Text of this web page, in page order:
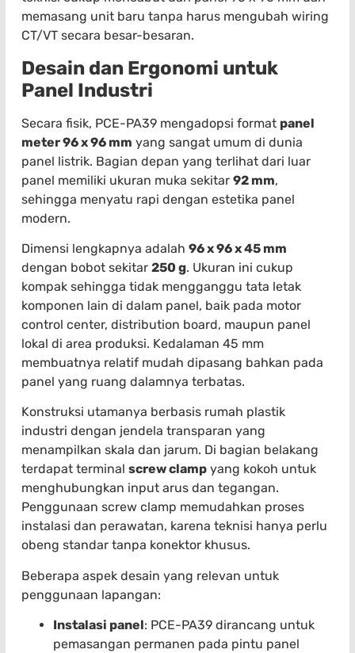
memasang unit baru tanpa harus mengubah wiring
CT/VT secara besar-besaran.
Desain dan Ergonomi untuk
Panel Industri
Secara fisik, PCE-PA39 mengadopsi format panel
meter 96 x 96 mm yang sangat umum di dunia
panel listrik. Bagian depan yang terlihat dari luar
panel memiliki ukuran muka sekitar 92 mm,
sehingga menyatu rapi dengan estetika panel
modern.
Dimensi lengkapnya adalah 96 x 96 x 45 mm
dengan bobot sekitar 250 g. Ukuran ini cukup
kompak sehingga tidak mengganggu tata letak
komponen lain di dalam panel, baik pada motor
control center, distribution board, maupun panel
lokal di area produksi. Kedalaman 45 mm
membuatnya relatif mudah dipasang bahkan pada
panel yang ruang dalamnya terbatas.
Konstruksi utamanya berbasis rumah plastik
industri dengan jendela transparan yang
menampilkan skala dan jarum. Di bagian belakang
terdapat terminal screw clamp yang kokoh untuk
menghubungkan input arus dan tegangan.
Penggunaan screw clamp memudahkan proses
instalasi dan perawatan, karena teknisi hanya perlu
obeng standar tanpa konektor khusus.
Beberapa aspek desain yang relevan untuk
penggunaan lapangan:
Instalasi panel: PCE-PA39 dirancang untuk
pemasangan permanen pada pintu panel